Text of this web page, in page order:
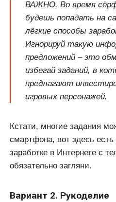
ВАЖНО. Во время
будешь попадать на
лёгкие способы
Игнорируй такую
предложений – это
избегай заданий, в
предлагают
игровых персонажей.
Кстати, многие задания
смартфона, вот здесь есть
заработке в Интернете с
обязательно загляни.
Вариант 2. Рукоделие